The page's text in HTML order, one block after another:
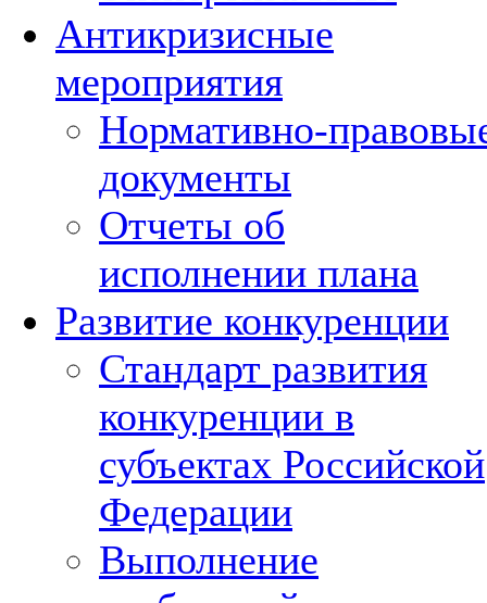
Антикризисные
мероприятия
Нормативно-
документы
Отчеты об
исполнении плана
Развитие конкуренции
Стандарт развития
конкуренции в
субъектах Российской
Федерации
Выполнение